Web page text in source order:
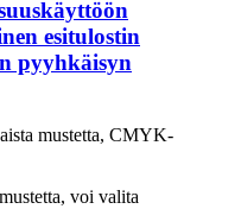
esitulostin
pyyhkäisyn
mustetta, CMYK-
voi valita